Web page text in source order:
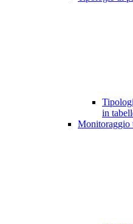
in
Monitoraggio